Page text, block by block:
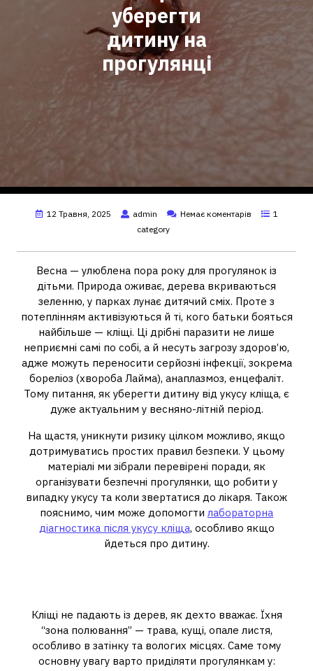
уберегти
дитину на
прогулянці
12 Травня, 2025 admin Немає коментарів
1
category
Весна — улюблена пора року для прогулянок із
дітьми. Природа оживає, дерева вкриваються
зеленню, у парках лунає дитячий сміх. Проте з
потеплінням активізуються й ті, кого батьки бояться
найбільше — кліщі. Ці дрібні паразити не лише
неприємні самі по собі, а й несуть загрозу здоров’ю,
адже можуть переносити серйозні інфекції, зокрема
бореліоз (хвороба Лайма), анаплазмоз, енцефаліт.
Тому питання, як уберегти дитину від укусу кліща, є
дуже актуальним у весняно-літній період.
На щастя, уникнути ризику цілком можливо, якщо
дотримуватись простих правил безпеки. У цьому
матеріалі ми зібрали перевірені поради, як
організувати безпечні прогулянки, що робити у
випадку укусу та коли звертатися до лікаря. Також
пояснимо, чим може допомогти лабораторна
діагностика після укусу кліща, особливо якщо
йдеться про дитину.
Кліщі не падають із дерев, як дехто вважає. Їхня
“зона полювання” — трава, кущі, опале листя,
особливо в затінку та вологих місцях. Саме тому
основну увагу варто приділяти прогулянкам у: